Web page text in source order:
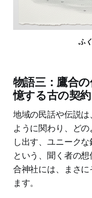
ふ
物語三：鷹合
憶する古の契約
地域の民話や伝説
ように関わり、ど
し出す、ユニーク
という、聞く者の
合神社には、まさ
ます。